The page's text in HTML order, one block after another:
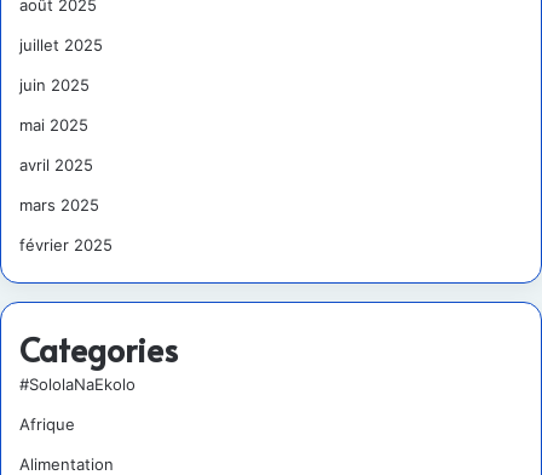
août 2025
juillet 2025
juin 2025
mai 2025
avril 2025
mars 2025
février 2025
Categories
#SololaNaEkolo
Afrique
Alimentation